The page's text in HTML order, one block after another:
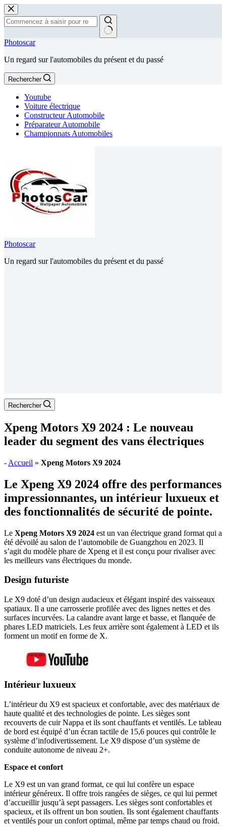
Passer
au
contenu
Aucun
Photoscar
Un regard sur l'automobiles du présent et du passé
Rechercher
Youtube
Voiture électrique
Constructeur Automobile
Préparateur Automobile
Championnats Automobiles
Photoscar
Un regard sur l'automobiles du présent et du passé
Rechercher
Xpeng Motors X9 2024 : Le nouveau
leader du segment des vans électriques
- Accueil » Xpeng Motors X9 2024
Le Xpeng X9 2024 offre des performances
impressionnantes, un intérieur luxueux et
des fonctionnalités de sécurité de pointe.
Le Xpeng Motors X9 2024 est un van électrique grand format qui a
été dévoilé au salon de l’automobile de Guangzhou en 2023. Il
s’agit du modèle phare de Xpeng et il est conçu pour rivaliser avec
les meilleurs vans électriques du monde.
Design futuriste
Le X9 doté d’un design audacieux et élégant inspiré des vaisseaux
spatiaux. Il a une carrosserie profilée avec des lignes nettes et des
surfaces incurvées. La calandre avant large et basse, et flanquée de
phares LED matriciels. Les feux arrière sont également à LED et ils
forment un motif en forme de X.
Intérieur luxueux
L’intérieur du X9 est spacieux et confortable, avec des matériaux de
haute qualité et des technologies de pointe. Les sièges sont
recouverts de cuir Nappa et ils sont chauffants et ventilés. Le tableau
de bord est équipé d’un écran tactile de 15,6 pouces qui contrôle le
système d’infodivertissement. Le X9 dispose d’un système de
conduite autonome de niveau 2+.
Espace et confort
Le X9 est un van grand format, ce qui lui confère un espace
intérieur généreux. Il offre trois rangées de sièges, ce qui lui permet
d’accueillir jusqu’à sept passagers. Les sièges sont confortables et
spacieux, et ils offrent un bon soutien. Ils sont également chauffants
et ventilés pour un confort optimal, même par temps chaud ou froid.